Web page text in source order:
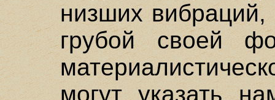
низших вибраций,
грубой своей
могут указать